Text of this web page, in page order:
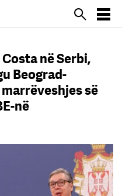
në Serbi,
Beograd-
së
në